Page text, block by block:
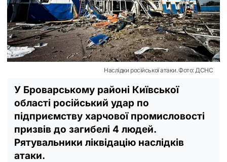
Наслідки російської атаки. Фото: ДСНС
У Броварському районі Київської
області російський удар по
підприємству харчової промисловості
призвів до загибелі 4 людей.
Рятувальники ліквідацію наслідків
атаки.